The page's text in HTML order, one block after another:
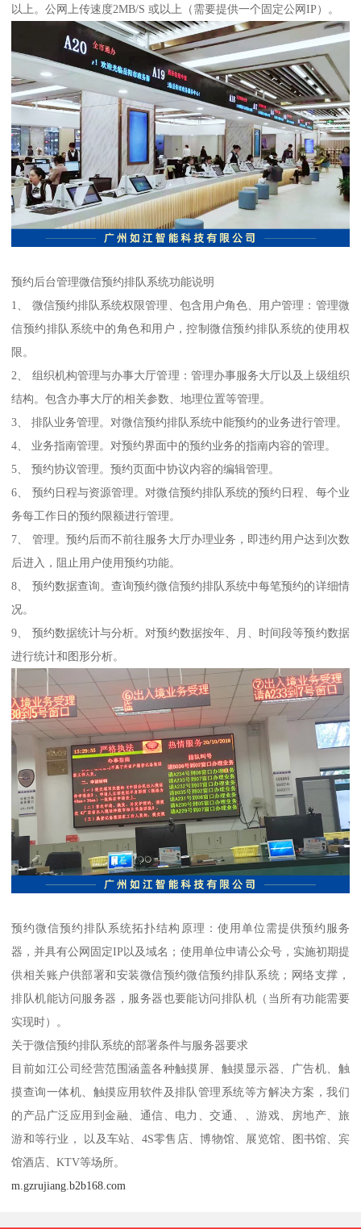
以上。公网上传速度2MB/S 或以上（需要提供一个固定公网IP）。
预约后台管理微信预约排队系统功能说明
1、 微信预约排队系统权限管理、包含用户角色、用户管理：管理微
信预约排队系统中的角色和用户，控制微信预约排队系统的使用权
限。
2、 组织机构管理与办事大厅管理：管理办事服务大厅以及上级组织
结构。包含办事大厅的相关参数、地理位置等管理。
3、 排队业务管理。对微信预约排队系统中能预约的业务进行管理。
4、 业务指南管理。对预约界面中的预约业务的指南内容的管理。
5、 预约协议管理。预约页面中协议内容的编辑管理。
6、 预约日程与资源管理。对微信预约排队系统的预约日程、每个业
务每工作日的预约限额进行管理。
7、 管理。预约后而不前往服务大厅办理业务，即违约用户达到次数
后进入，阻止用户使用预约功能。
8、 预约数据查询。查询预约微信预约排队系统中每笔预约的详细情
况。
9、 预约数据统计与分析。对预约数据按年、月、时间段等预约数据
进行统计和图形分析。
预约微信预约排队系统拓扑结构原理：使用单位需提供预约服务
器，并具有公网固定IP以及域名；使用单位申请公众号，实施初期提
供相关账户供部署和安装微信预约微信预约排队系统；网络支撑，
排队机能访问服务器，服务器也要能访问排队机（当所有功能需要
实现时）。
关于微信预约排队系统的部署条件与服务器要求
目前如江公司经营范围涵盖各种触摸屏、触摸显示器、广告机、触
摸查询一体机、触摸应用软件及排队管理系统等方解决方案，我们
的产品广泛应用到金融、通信、电力、交通、、游戏、房地产、旅
游和等行业， 以及车站、4S零售店、博物馆、展览馆、图书馆、宾
馆酒店、KTV等场所。
m.gzrujiang.b2b168.com